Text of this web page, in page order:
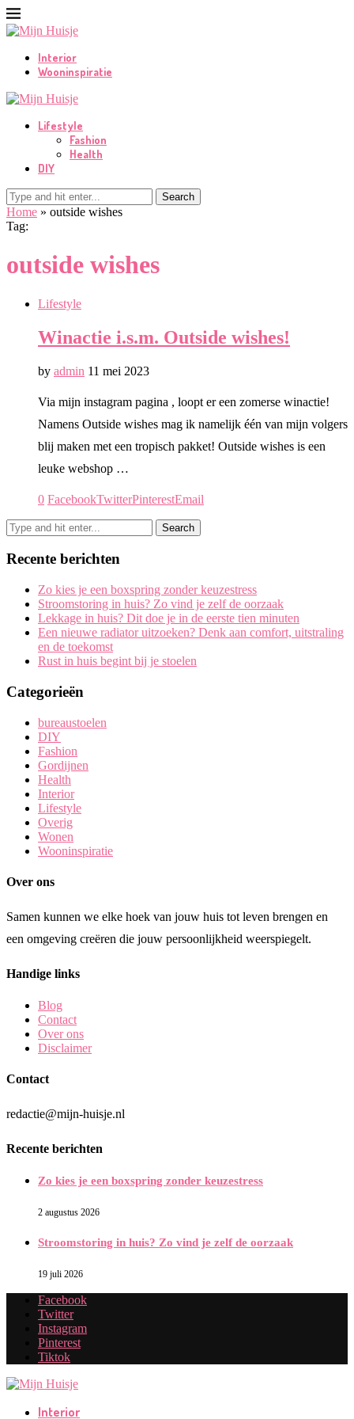
Interior
Wooninspiratie
Lifestyle
Fashion
Health
DIY
Search
Home » outside wishes
Tag:
outside wishes
Lifestyle
Winactie i.s.m. Outside wishes!
by admin 11 mei 2023
Via mijn instagram pagina , loopt er een zomerse winactie!
Namens Outside wishes mag ik namelijk één van mijn volgers
blij maken met een tropisch pakket! Outside wishes is een
leuke webshop …
0 FacebookTwitterPinterestEmail
Recente berichten
Zo kies je een boxspring zonder keuzestress
Stroomstoring in huis? Zo vind je zelf de oorzaak
Lekkage in huis? Dit doe je in de eerste tien minuten
Een nieuwe radiator uitzoeken? Denk aan comfort, uitstraling
en de toekomst
Rust in huis begint bij je stoelen
Categorieën
bureaustoelen
DIY
Fashion
Gordijnen
Health
Interior
Lifestyle
Overig
Wonen
Wooninspiratie
Over ons
Samen kunnen we elke hoek van jouw huis tot leven brengen en
een omgeving creëren die jouw persoonlijkheid weerspiegelt.
Handige links
Blog
Contact
Over ons
Disclaimer
Contact
redactie@mijn-huisje.nl
Recente berichten
Zo kies je een boxspring zonder keuzestress
2 augustus 2026
Stroomstoring in huis? Zo vind je zelf de oorzaak
19 juli 2026
Facebook
Twitter
Instagram
Pinterest
Tiktok
Interior